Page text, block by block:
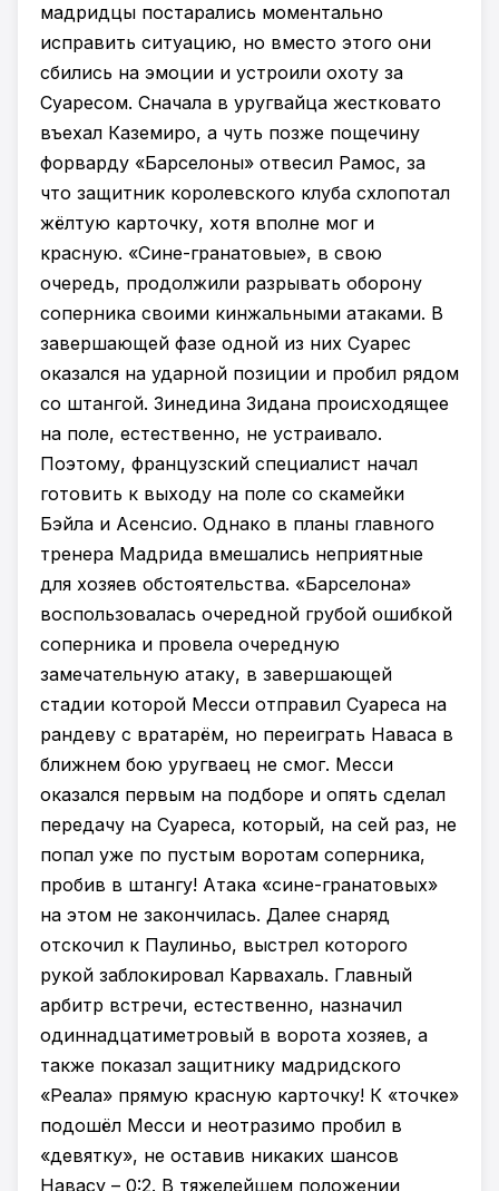
мадридцы постарались моментально
исправить ситуацию, но вместо этого они
сбились на эмоции и устроили охоту за
Суаресом. Сначала в уругвайца жестковато
въехал Каземиро, а чуть позже пощечину
форварду «Барселоны» отвесил Рамос, за
что защитник королевского клуба схлопотал
жёлтую карточку, хотя вполне мог и
красную. «Сине-гранатовые», в свою
очередь, продолжили разрывать оборону
соперника своими кинжальными атаками. В
завершающей фазе одной из них Суарес
оказался на ударной позиции и пробил рядом
со штангой. Зинедина Зидана происходящее
на поле, естественно, не устраивало.
Поэтому, французский специалист начал
готовить к выходу на поле со скамейки
Бэйла и Асенсио. Однако в планы главного
тренера Мадрида вмешались неприятные
для хозяев обстоятельства. «Барселона»
воспользовалась очередной грубой ошибкой
соперника и провела очередную
замечательную атаку, в завершающей
стадии которой Месси отправил Суареса на
рандеву с вратарём, но переиграть Наваса в
ближнем бою уругваец не смог. Месси
оказался первым на подборе и опять сделал
передачу на Суареса, который, на сей раз, не
попал уже по пустым воротам соперника,
пробив в штангу! Атака «сине-гранатовых»
на этом не закончилась. Далее снаряд
отскочил к Паулиньо, выстрел которого
рукой заблокировал Карвахаль. Главный
арбитр встречи, естественно, назначил
одиннадцатиметровый в ворота хозяев, а
также показал защитнику мадридского
«Реала» прямую красную карточку! К «точке»
подошёл Месси и неотразимо пробил в
«девятку», не оставив никаких шансов
Навасу – 0:2. В тяжелейшем положении